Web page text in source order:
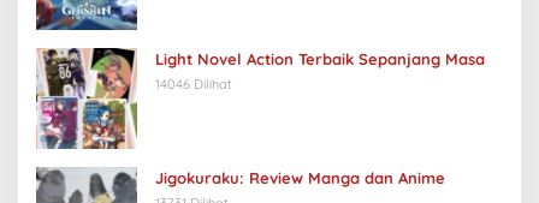
Light Novel Action Terbaik Sepanjang Masa
14046 Dilihat
Jigokuraku: Review Manga dan Anime